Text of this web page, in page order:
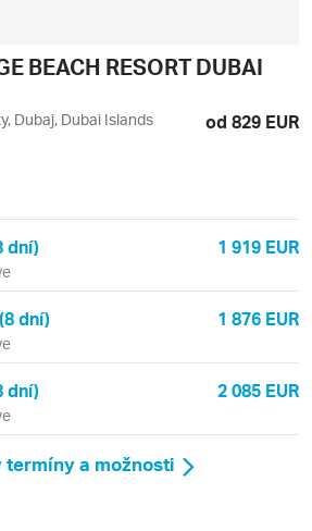
BEACH RESORT DUBAI
Dubaj, Dubai Islands od 829 EUR
dní) 1 919 EUR
dní) 1 876 EUR
dní) 2 085 EUR
termíny a možnosti